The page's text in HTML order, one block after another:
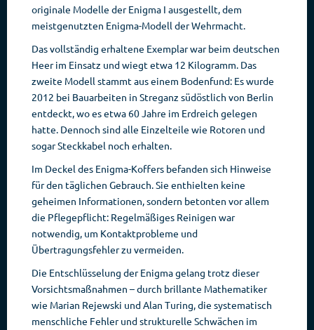
originale Modelle der Enigma I ausgestellt, dem
meistgenutzten Enigma-Modell der Wehrmacht.
Das vollständig erhaltene Exemplar war beim deutschen
Heer im Einsatz und wiegt etwa 12 Kilogramm. Das
zweite Modell stammt aus einem Bodenfund: Es wurde
2012 bei Bauarbeiten in Streganz südöstlich von Berlin
entdeckt, wo es etwa 60 Jahre im Erdreich gelegen
hatte. Dennoch sind alle Einzelteile wie Rotoren und
sogar Steckkabel noch erhalten.
Im Deckel des Enigma-Koffers befanden sich Hinweise
für den täglichen Gebrauch. Sie enthielten keine
geheimen Informationen, sondern betonten vor allem
die Pflegepflicht: Regelmäßiges Reinigen war
notwendig, um Kontaktprobleme und
Übertragungsfehler zu vermeiden.
Die Entschlüsselung der Enigma gelang trotz dieser
Vorsichtsmaßnahmen – durch brillante Mathematiker
wie Marian Rejewski und Alan Turing, die systematisch
menschliche Fehler und strukturelle Schwächen im